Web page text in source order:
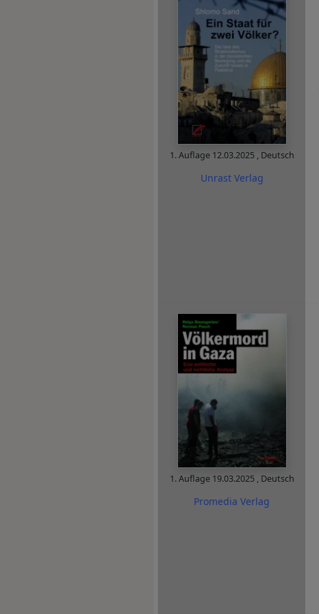
1. Auflage 12.03.2025 , Deutsch
Unrast Verlag
1. Auflage 19.03.2025 , Deutsch
Promedia Verlag